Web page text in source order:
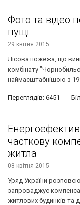
Фото та відео
пущі
29 квітня 2015
Лісова пожежа, що
комбінату
наймасштабнішою з
Переглядів: 6451
часткову
житла
08 квітня 2015
Уряд України
запроваджує
житлових будинків та